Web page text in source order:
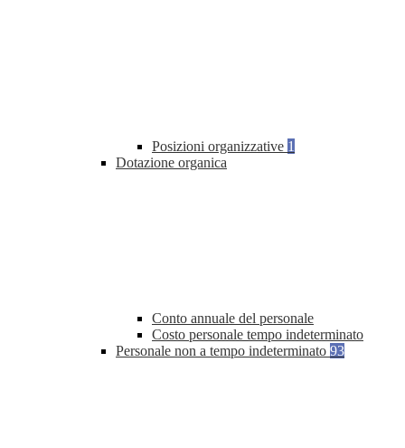
Posizioni organizzative 1
Dotazione organica
Conto annuale del personale
Costo personale tempo indeterminato
Personale non a tempo indeterminato 93